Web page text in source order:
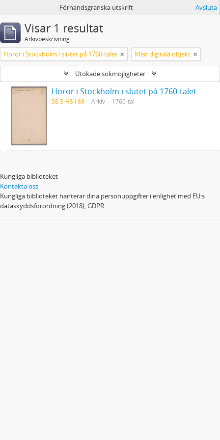
Förhandsgranska utskrift Avsluta
Visar 1 resultat
Arkivbeskrivning
Horor i Stockholm i slutet på 1760-talet Med digitala objekt
Utökade sökmöjligheter
Horor i Stockholm i slutet på 1760-talet
SE S-HS I 88 Arkiv 1760-tal
Kungliga biblioteket
Kontakta oss
Kungliga biblioteket hanterar dina personuppgifter i enlighet med EU:s
dataskyddsförordning (2018), GDPR.